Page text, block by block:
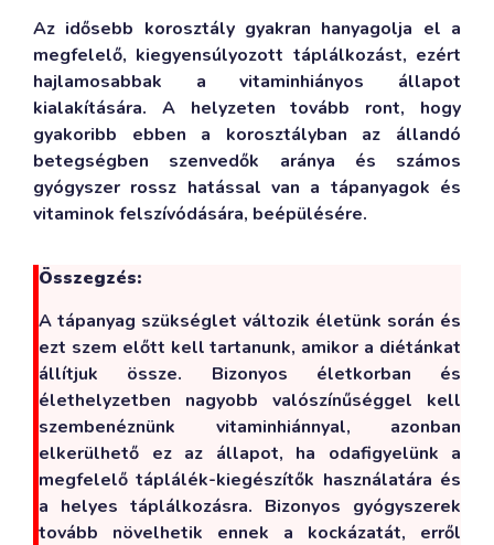
Az idősebb korosztály gyakran hanyagolja el a
megfelelő, kiegyensúlyozott táplálkozást, ezért
hajlamosabbak a vitaminhiányos állapot
kialakítására. A helyzeten tovább ront, hogy
gyakoribb ebben a korosztályban az állandó
betegségben szenvedők aránya és számos
gyógyszer rossz hatással van a tápanyagok és
vitaminok felszívódására, beépülésére.
Összegzés:
A tápanyag szükséglet változik életünk során és
ezt szem előtt kell tartanunk, amikor a diétánkat
állítjuk össze. Bizonyos életkorban és
élethelyzetben nagyobb valószínűséggel kell
szembenéznünk vitaminhiánnyal, azonban
elkerülhető ez az állapot, ha odafigyelünk a
megfelelő táplálék-kiegészítők használatára és
a helyes táplálkozásra. Bizonyos gyógyszerek
tovább növelhetik ennek a kockázatát, erről